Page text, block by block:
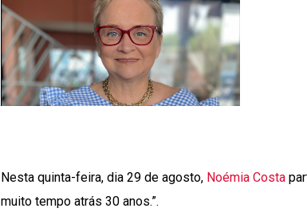
Nesta quinta-feira, dia 29 de agosto, Noémia Costa
muito tempo atrás 30 anos.”.